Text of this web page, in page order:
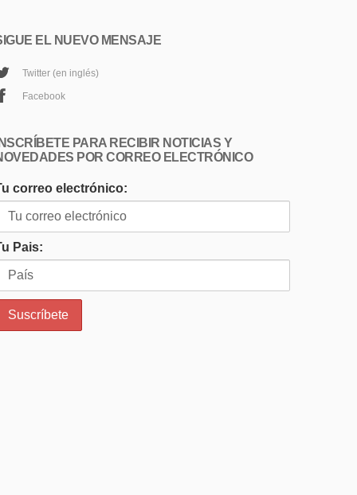
EL NUEVO MENSAJE
Twitter (en inglés)
Facebook
INSCRÍBETE PARA RECIBIR NOTICIAS Y
POR CORREO ELECTRÓNICO
correo electrónico:
Pais: